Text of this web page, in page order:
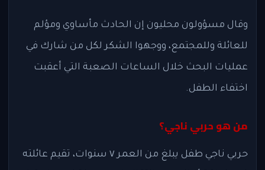
وقال مسؤولون محليون إن الحادث مأساوي ومؤلم
للعائلة وللمجتمع، ووجهوا الشكر لكل من شارك في
عمليات البحث خلال الساعات الصعبة التي أعقبت
اختفاء الطفل.
من هو حربي ناجي؟
حربي ناجي طفل يبلغ من العمر ٧ سنوات، تقيم عائلته